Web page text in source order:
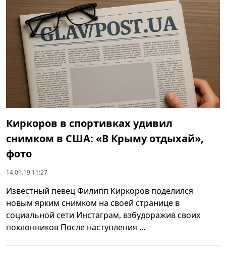
Киркоров в спортивках удивил
снимком в США: «В Крыму отдыхай»,
фото
14.01.19 11:27
Известный певец Филипп Киркоров поделился
новым ярким снимком на своей странице в
социальной сети Инстаграм, взбудоражив своих
поклонников После наступления ...